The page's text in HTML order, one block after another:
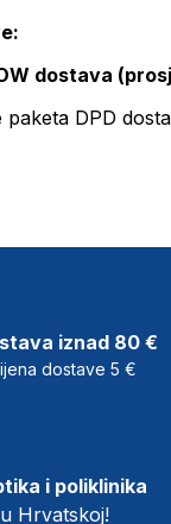
dostava
paketa DPD
iznad 80 €
dostave 5 €
i poliklinika
Hrvatskoj!